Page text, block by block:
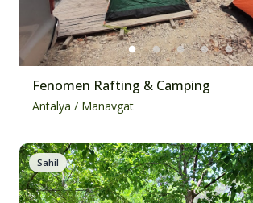
Fenomen Rafting & Camping
Antalya / Manavgat
Sahil